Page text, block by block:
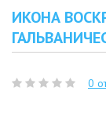
ИКОНА
0